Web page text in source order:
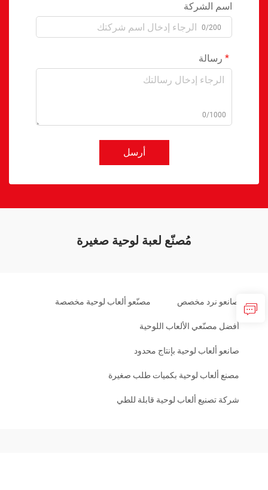
اسم الشركة
0/200
رسالة
0/1000
أرسل
مُصنّع لعبة لوحية صغيرة
صانعو نرد مخصص مصنّعو ألعاب لوحية مخصصة
أفضل مصنّعي الألعاب اللوحية
صانعو ألعاب لوحية بإنتاج محدود
مصنع ألعاب لوحية بكميات طلب صغيرة
شركة تصنيع ألعاب لوحية قابلة للطي